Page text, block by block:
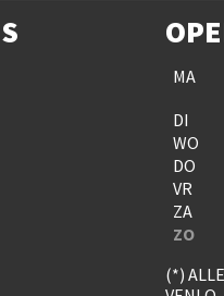
MA
DI
WO
DO
VR
ZA
ZO
(*)